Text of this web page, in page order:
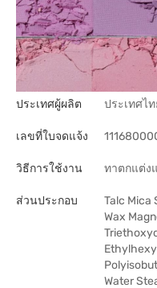
ประเทศผู้ผลิต ประเทศไท
เลขที่ใบจดแจ้ง
วิธีการใช้งาน ทาตกแต่ง
ส่วนประกอบ
Talc Mica
Wax
Water